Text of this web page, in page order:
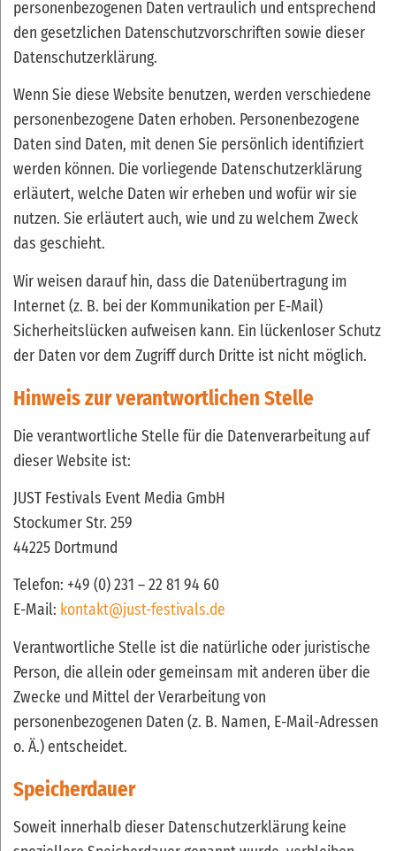
personenbezogenen Daten vertraulich und entsprechend
den gesetzlichen Datenschutzvorschriften sowie dieser
Datenschutzerklärung.
Wenn Sie diese Website benutzen, werden verschiedene
personenbezogene Daten erhoben. Personenbezogene
Daten sind Daten, mit denen Sie persönlich identifiziert
werden können. Die vorliegende Datenschutzerklärung
erläutert, welche Daten wir erheben und wofür wir sie
nutzen. Sie erläutert auch, wie und zu welchem Zweck
das geschieht.
Wir weisen darauf hin, dass die Datenübertragung im
Internet (z. B. bei der Kommunikation per E-Mail)
Sicherheitslücken aufweisen kann. Ein lückenloser Schutz
der Daten vor dem Zugriff durch Dritte ist nicht möglich.
Hinweis zur verantwortlichen Stelle
Die verantwortliche Stelle für die Datenverarbeitung auf
dieser Website ist:
JUST Festivals Event Media GmbH
Stockumer Str. 259
44225 Dortmund
Telefon: +49 (0) 231 – 22 81 94 60
E-Mail: kontakt@just-festivals.de
Verantwortliche Stelle ist die natürliche oder juristische
Person, die allein oder gemeinsam mit anderen über die
Zwecke und Mittel der Verarbeitung von
personenbezogenen Daten (z. B. Namen, E-Mail-Adressen
o. Ä.) entscheidet.
Speicherdauer
Soweit innerhalb dieser Datenschutzerklärung keine